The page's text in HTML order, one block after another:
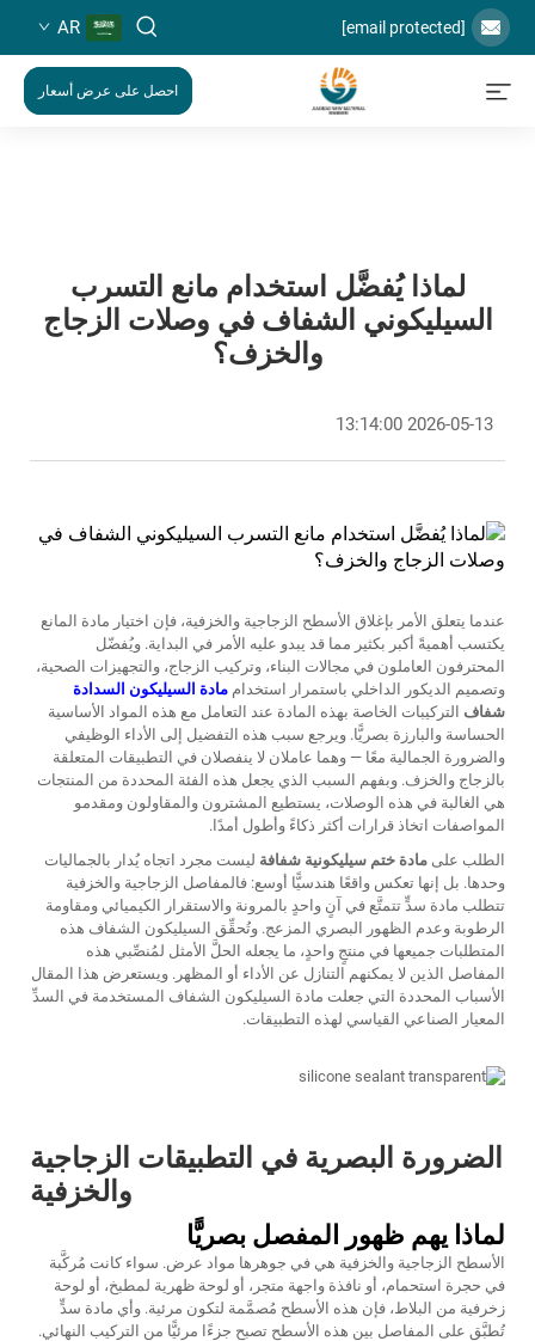
[email protected]
AR
احصل على عرض أسعار
لماذا يُفضَّل استخدام مانع التسرب
السيليكوني الشفاف في وصلات الزجاج
والخزف؟
2026-05-13 13:14:00
عندما يتعلق الأمر بإغلاق الأسطح الزجاجية والخزفية، فإن اختيار مادة المانع
يكتسب أهميةً أكبر بكثير مما قد يبدو عليه الأمر في البداية. ويُفضّل
المحترفون العاملون في مجالات البناء، وتركيب الزجاج، والتجهيزات الصحية،
وتصميم الديكور الداخلي باستمرار استخدام مادة السيليكون السدادة
شفاف التركيبات الخاصة بهذه المادة عند التعامل مع هذه المواد الأساسية
الحساسة والبارزة بصريًّا. ويرجع سبب هذه التفضيل إلى الأداء الوظيفي
والضرورة الجمالية معًا — وهما عاملان لا ينفصلان في التطبيقات المتعلقة
بالزجاج والخزف. وبفهم السبب الذي يجعل هذه الفئة المحددة من المنتجات
هي الغالبة في هذه الوصلات، يستطيع المشترون والمقاولون ومقدمو
المواصفات اتخاذ قرارات أكثر ذكاءً وأطول أمدًا.
الطلب على مادة ختم سيليكونية شفافة ليست مجرد اتجاه يُدار بالجماليات
وحدها. بل إنها تعكس واقعًا هندسيًّا أوسع: فالمفاصل الزجاجية والخزفية
تتطلب مادة سدٍّ تتمتَّع في آنٍ واحدٍ بالمرونة والاستقرار الكيميائي ومقاومة
الرطوبة وعدم الظهور البصري المزعج. وتُحقِّق السيليكون الشفاف هذه
المتطلبات جميعها في منتجٍ واحدٍ، ما يجعله الحلَّ الأمثل لمُنصِّبي هذه
المفاصل الذين لا يمكنهم التنازل عن الأداء أو المظهر. ويستعرض هذا المقال
الأسباب المحددة التي جعلت مادة السيليكون الشفاف المستخدمة في السدِّ
المعيار الصناعي القياسي لهذه التطبيقات.
الضرورة البصرية في التطبيقات الزجاجية
والخزفية
لماذا يهم ظهور المفصل بصريًّا
الأسطح الزجاجية والخزفية هي في جوهرها مواد عرض. سواء كانت مُركَّبة
في حجرة استحمام، أو نافذة واجهة متجر، أو لوحة ظهرية لمطبخ، أو لوحة
زخرفية من البلاط، فإن هذه الأسطح مُصمَّمة لتكون مرئية. وأي مادة سدٍّ
تُطبَّق على المفاصل بين هذه الأسطح تصبح جزءًا مرئيًّا من التركيب النهائي.